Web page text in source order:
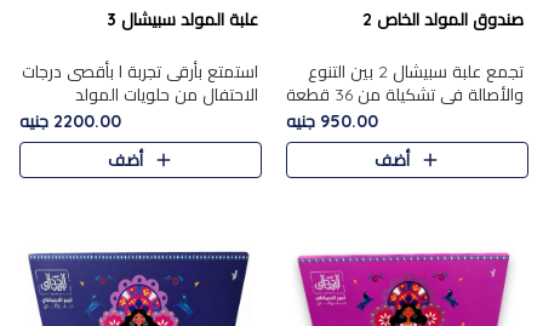
صندوق المولد الخاص 2
تجمع علبة سبيشال 2 بين التنوع
والأصالة في تشكيلة من 36 قطعة
تضم أشهر حلويات المولد الشرقية.
تحتوي العلبة على الجزرية بالفول،
والجزرية بالبن..
950.00 جنيه
أضف
علبة المولد سبيشال 3
استمتع بأرقى تجربة ا بأقصى درجات
الاحتفال من حلويات المولد
المصريه الأصيلة مع هذه الفخامة
مع علبة سبيشال 3 التي تضم 56
قطعة من تشكيلة استثن..
2200.00 جنيه
أضف